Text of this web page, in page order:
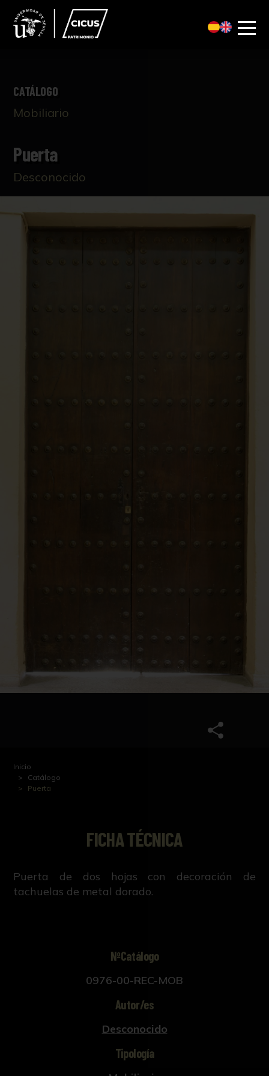
CATÁLOGO
Mobiliario
Puerta
Desconocido
Inicio
Catálogo
Puerta
FICHA TÉCNICA
Puerta de dos hojas con decoración de
tachuelas de metal dorado.
NºCatálogo
0976-00-REC-MOB
Autor/es
Desconocido
Tipología